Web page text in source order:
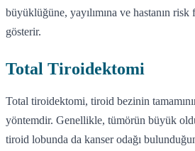
büyüklüğüne, yayılımına ve hastanın
gösterir.
Total Tiroidektomi
Total tiroidektomi, tiroid bezinin
yöntemdir. Genellikle, tümörün büyük
tiroid lobunda da kanser odağı